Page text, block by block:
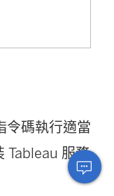
令碼執行適當
Tableau 服務